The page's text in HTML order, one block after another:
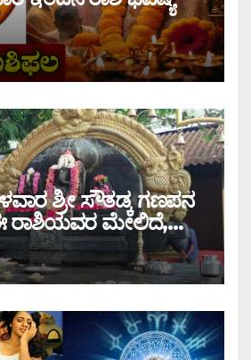
ಶ್ರೀ ಸೌತಡ್ಕ ಗಣಪನ
ರಾಶಿಯವರ ಮೇಲಿದೆ,
ತಿಳಿಯಿರಿ